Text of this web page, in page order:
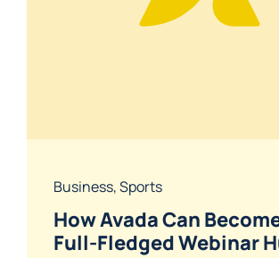
Business,Sports
How Avada Can
Full-Fledged Webinar